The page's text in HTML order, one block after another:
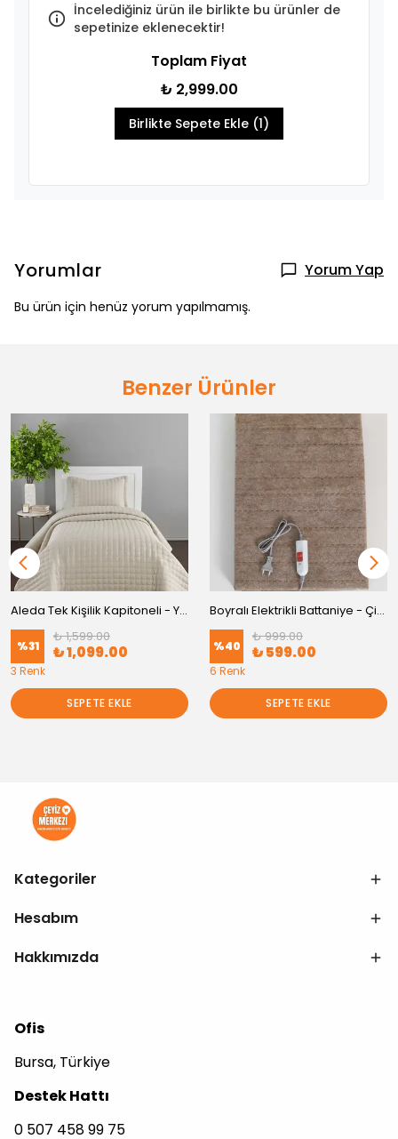
İncelediğiniz ürün ile birlikte bu ürünler de
sepetinize eklenecektir!
Toplam Fiyat
₺ 2,999.00
Birlikte Sepete Ekle (1)
Yorumlar Yorum Yap
Bu ürün için henüz yorum yapılmamış.
Benzer Ürünler
Aleda Tek Kişilik Kapitoneli - Yatak Örtüsü
%31
₺ 1,599.00
₺ 1,099.00
3 Renk
SEPETE EKLE
Boyralı Elektrikli Battaniye - Çift Kişilik
%40
₺ 999.00
₺ 599.00
6 Renk
SEPETE EKLE
Kategoriler
Hesabım
Hakkımızda
Ofis
Bursa, Türkiye
Destek Hattı
0 507 458 99 75